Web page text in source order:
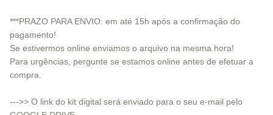
***PRAZO PARA ENVIO: em até 15h após a confirmação do
pagamento!
Se estivermos online enviamos o arquivo na mesma hora!
Para urgências, pergunte se estamos online antes de efetuar a
compra.
--->> O link do kit digital será enviado para o seu e-mail pelo